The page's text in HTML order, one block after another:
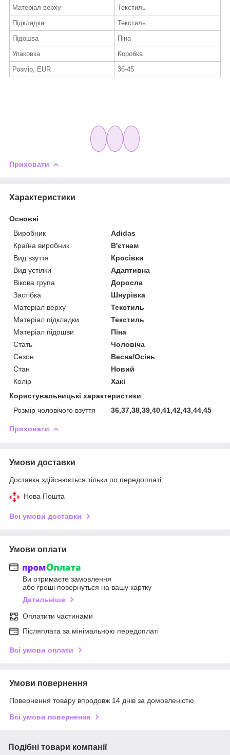
Матеріал верху
Текстиль
Підкладка
Текстиль
Підошва
Піна
Упаковка
Коробка
Розмір, EUR
36-45
Приховати
Характеристики
Основні
Виробник
Adidas
Країна виробник
В'єтнам
Вид взуття
Кросівки
Вид устілки
Адаптивна
Вікова група
Доросла
Застібка
Шнурівка
Матеріал верху
Текстиль
Матеріал підкладки
Текстиль
Матеріал підошви
Піна
Стать
Чоловіча
Сезон
Весна/Осінь
Стан
Новий
Колір
Хакі
Користувальницькі характеристики
Розмір чоловічого взуття
36,37,38,39,40,41,42,43,44,45
Приховати
Умови доставки
Доставка здійснюється тільки по передоплаті.
Нова Пошта
Всі умови доставки
Умови оплати
Ви отримаєте замовлення
або гроші повернуться на вашу картку
Детальніше
Оплатити частинами
Післяплата за мінімальною передоплаті
Всі умови оплати
Умови повернення
Повернення товару впродовж 14 днів за домовленістю
Всі умови повернення
Подібні товари компанії